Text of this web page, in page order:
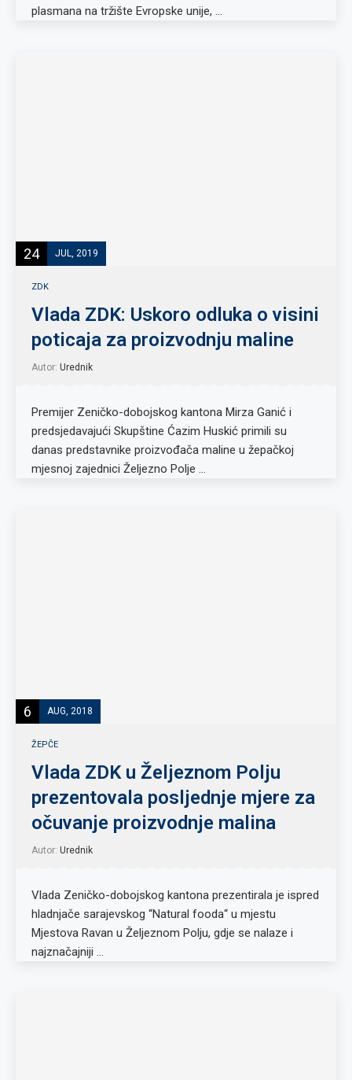
plasmana na tržište Evropske unije, …
24 JUL, 2019
ZDK
Vlada ZDK: Uskoro odluka o visini
poticaja za proizvodnju maline
Autor: Urednik
Premijer Zeničko-dobojskog kantona Mirza Ganić i
predsjedavajući Skupštine Ćazim Huskić primili su
danas predstavnike proizvođača maline u žepačkoj
mjesnoj zajednici Željezno Polje …
6 AUG, 2018
ŽEPČE
Vlada ZDK u Željeznom Polju
prezentovala posljednje mjere za
očuvanje proizvodnje malina
Autor: Urednik
Vlada Zeničko-dobojskog kantona prezentirala je ispred
hladnjače sarajevskog “Natural fooda“ u mjestu
Mjestova Ravan u Željeznom Polju, gdje se nalaze i
najznačajniji …